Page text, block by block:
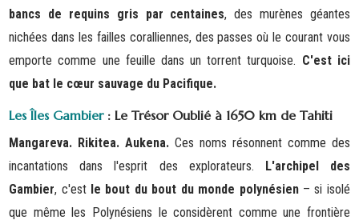
bancs de requins gris par centaines, des murènes géantes
nichées dans les failles coralliennes, des passes où le courant vous
emporte comme une feuille dans un torrent turquoise. C'est ici
que bat le cœur sauvage du Pacifique.
Les Îles Gambier: Le Trésor Oublié à 1650 km de Tahiti
Mangareva. Rikitea. Aukena. Ces noms résonnent comme des
incantations dans l'esprit des explorateurs. L'archipel des
Gambier, c'est le bout du bout du monde polynésien– si isolé
que même les Polynésiens le considèrent comme une frontière